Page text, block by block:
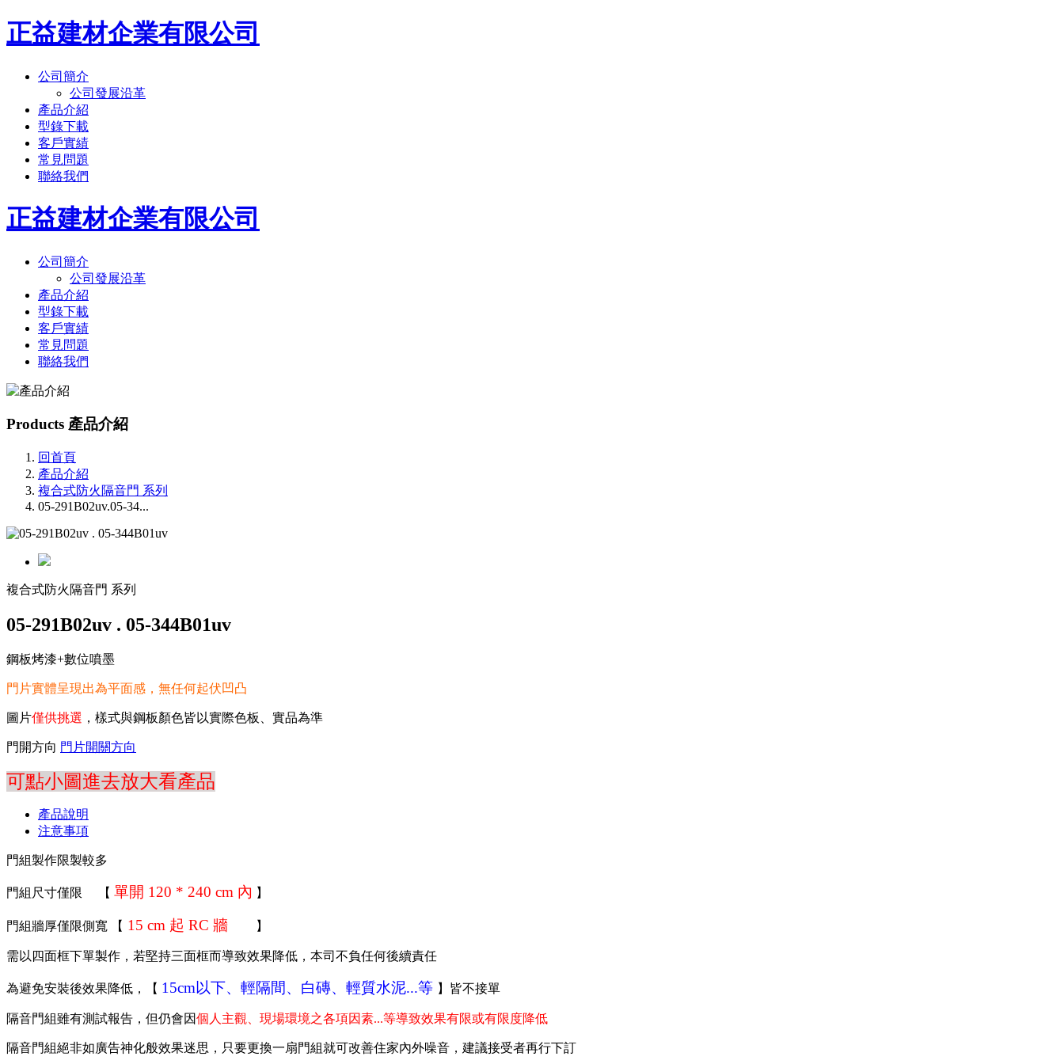
正益建材企業有限公司
公司簡介
公司發展沿革
產品介紹
型錄下載
客戶實績
常見問題
聯絡我們
正益建材企業有限公司
公司簡介
公司發展沿革
產品介紹
型錄下載
客戶實績
常見問題
聯絡我們
Products 產品介紹
回首頁
產品介紹
複合式防火隔音門 系列
05-291B02uv.05-34...
複合式防火隔音門 系列
05-291B02uv . 05-344B01uv
鋼板烤漆+數位噴墨
門片實體呈現出為平面感，無任何起伏凹凸
圖片僅供挑選 ，樣式與鋼板顏色皆以實際色板、實品為準
門開方向 門片開關方向
可點小圖進去放大看產品
產品說明
注意事項
門組製作限製較多
門組尺寸僅限 【 單開 120 * 240 cm 內 】
門組牆厚僅限側寬 【 15 cm 起 RC 牆 】
需以四面框下單製作，若堅持三面框而導致效果降低，本司不負任何後續責任
為避免安裝後效果降低，【 15cm以下、輕隔間、白磚、輕質水泥...等 】皆不接單
隔音門組雖有測試報告，但仍會因個人主觀、現場環境之各項因素...等導致效果有限或有限度降低
隔音門組絕非如廣告神化般效果迷思，只要更換一扇門組就可改善住家內外噪音，建議接受者再行下訂